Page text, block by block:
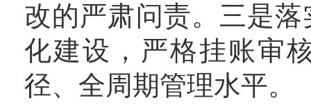
改的严肃问责。三是
化建设，严格挂账审
径、全周期管理水平。